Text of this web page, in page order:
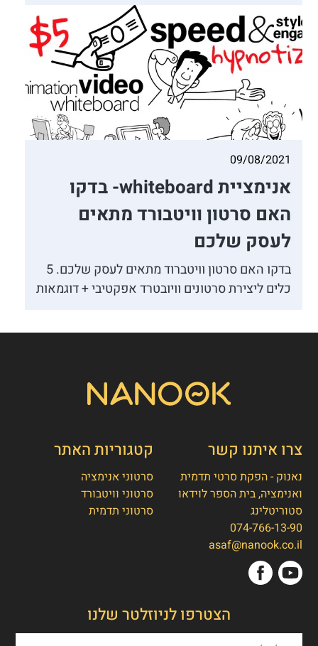
09/08/2021
אנימציית whiteboard- בדקו
האם סרטון וויטבורד מתאים
לעסק שלכם
בדקו האם סרטון וויטברוד מתאים לעסק שלכם. 5
כלים ליצירת סרטונים וויובטרד אפקטיבי + דוגמאות
צרו איתנו קשר
נאנוק - הפקת סרטי תדמית
ואנימציה, בית הספר לוידאו
סטוריטלינג
074-766-13-90
asaf@nanook.co.il
קטגוריות האתר
סרטוני אנימציה
סרטוני וויטבורד
סרטוני תדמית
הצטרפו לניוזלטר שלנו
לאתר שלנו!
איך אפשר לעזור לכם היום?